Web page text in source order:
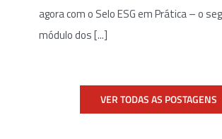
agora com o Selo ESG em Prática – o
módulo dos [...]
VER TODAS AS POSTAGENS